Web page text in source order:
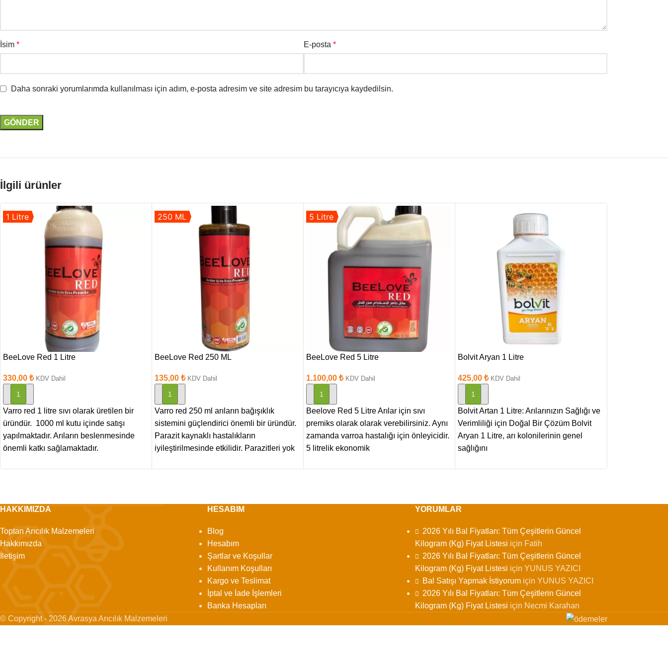
İsim * E-posta *
Daha sonraki yorumlarımda kullanılması için adım, e-posta adresim ve site adresim bu tarayıcıya kaydedilsin.
İlgili ürünler
1 Litre
BeeLove Red 1 Litre
330,00 ₺ KDV Dahil
SEPETE EKLE
Varro red 1 litre sıvı olarak üretilen bir
üründür. 1000 ml kutu içinde satışı
yapılmaktadır. Arıların beslenmesinde
önemli katkı sağlamaktadır.
250 ML
BeeLove Red 250 ML
135,00 ₺ KDV Dahil
SEPETE EKLE
Varro red 250 ml arıların bağışıklık
sistemini güçlendirici önemli bir üründür.
Parazit kaynaklı hastalıkların
iyileştirilmesinde etkilidir. Parazitleri yok
5 Litre
BeeLove Red 5 Litre
1.100,00 ₺ KDV Dahil
SEPETE EKLE
Beelove Red 5 Litre Arılar için sıvı
premiks olarak olarak verebilirsiniz. Aynı
zamanda varroa hastalığı için önleyicidir.
5 litrelik ekonomik
Bolvit Aryan 1 Litre
425,00 ₺ KDV Dahil
SEPETE EKLE
Bolvit Artan 1 Litre: Arılarınızın Sağlığı ve
Verimliliği için Doğal Bir Çözüm Bolvit
Aryan 1 Litre, arı kolonilerinin genel
sağlığını
HAKKIMIZDA
Toptan Arıcılık Malzemeleri
Hakkımızda
İletişim
HESABIM
Blog
Hesabım
Şartlar ve Koşullar
Kullanım Koşulları
Kargo ve Teslimat
İptal ve İade İşlemleri
Banka Hesapları
YORUMLAR
2026 Yılı Bal Fiyatları: Tüm Çeşitlerin Güncel
Kilogram (Kg) Fiyat Listesi için Fatih
2026 Yılı Bal Fiyatları: Tüm Çeşitlerin Güncel
Kilogram (Kg) Fiyat Listesi için YUNUS YAZICI
Bal Satışı Yapmak İstiyorumiçin YUNUS YAZICI
2026 Yılı Bal Fiyatları: Tüm Çeşitlerin Güncel
Kilogram (Kg) Fiyat Listesi için Necmi Karahan
© Copyright - 2026 Avrasya Arıcılık Malzemeleri